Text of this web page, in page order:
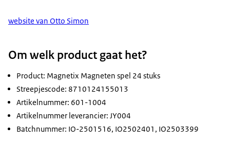
website van Otto Simon
Om welk product gaat het?
Product: Magnetix Magneten spel 24 stuks
Streepjescode: 8710124155013
Artikelnummer: 601-1004
Artikelnummer leverancier: JY004
Batchnummer: IO-2501516, IO2502401, IO2503399